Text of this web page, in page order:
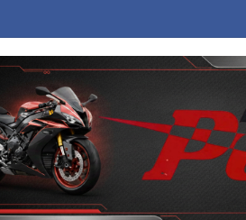
4χρονο παιδί σε πισίνα – Προσήχθησαν